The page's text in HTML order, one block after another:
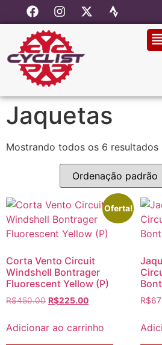
Jaquetas
Mostrando todos os 6 resultados
Oferta!
Corta Vento Circuit
Windshell Bontrager
Fluorescent Yellow (P)
R$450.00 R$225.00
Adicionar ao carrinho
R$